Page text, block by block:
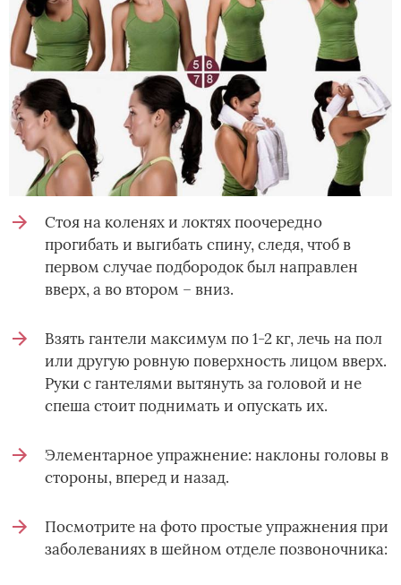
Стоя на коленях и локтях поочередно
прогибать и выгибать спину, следя, чтоб в
первом случае подбородок был направлен
вверх, а во втором – вниз.
Взять гантели максимум по 1-2 кг, лечь на пол
или другую ровную поверхность лицом вверх.
Руки с гантелями вытянуть за головой и не
спеша стоит поднимать и опускать их.
Элементарное упражнение: наклоны головы в
стороны, вперед и назад.
Посмотрите на фото простые упражнения при
заболеваниях в шейном отделе позвоночника: